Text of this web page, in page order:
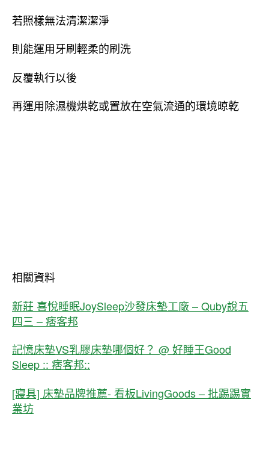
若照樣無法清潔潔淨
則能運用牙刷輕柔的刷洗
反覆執行以後
再運用除濕機烘乾或置放在空氣流通的環境晾乾
相關資料
新莊 喜悅睡眠JoySleep沙發床墊工廠 – Quby說五
四三 – 痞客邦
記憶床墊VS乳膠床墊哪個好？ @ 好睡王Good
Sleep :: 痞客邦::
[寢具] 床墊品牌推薦- 看板LivingGoods – 批踢踢實
業坊